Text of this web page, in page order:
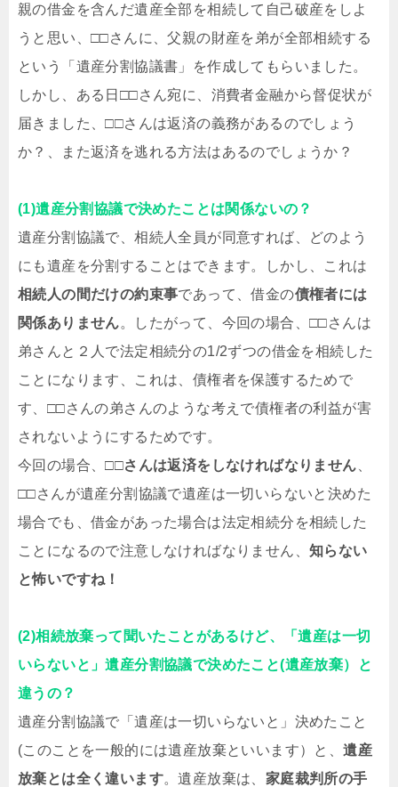
親の借金を含んだ遺産全部を相続して自己破産をしよ
うと思い、□□さんに、父親の財産を弟が全部相続する
という「遺産分割協議書」を作成してもらいました。
しかし、ある日□□さん宛に、消費者金融から督促状が
届きました、□□さんは返済の義務があるのでしょう
か？、また返済を逃れる方法はあるのでしょうか？
(1)遺産分割協議で決めたことは関係ないの？
遺産分割協議で、相続人全員が同意すれば、どのよう
にも遺産を分割することはできます。しかし、これは
相続人の間だけの約束事であって、借金の債権者には
関係ありません。したがって、今回の場合、□□さんは
弟さんと２人で法定相続分の1/2ずつの借金を相続した
ことになります、これは、債権者を保護するためで
す、□□さんの弟さんのような考えで債権者の利益が害
されないようにするためです。
今回の場合、□□さんは返済をしなければなりません
□□さんが遺産分割協議で遺産は一切いらないと決めた
場合でも、借金があった場合は法定相続分を相続した
ことになるので注意しなければなりません、 知らない
と怖いですね！
(2)相続放棄って聞いたことがあるけど、「遺産は一切
いらないと」遺産分割協議で決めたこと(遺産放棄）と
違うの？
遺産分割協議で「遺産は一切いらないと」決めたこと
(このことを一般的には遺産放棄といいます）と、遺産
放棄とは全く違います。遺産放棄は、 家庭裁判所の手